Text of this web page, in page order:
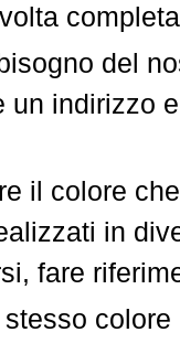
del
un indirizzo
il colore
in
fare